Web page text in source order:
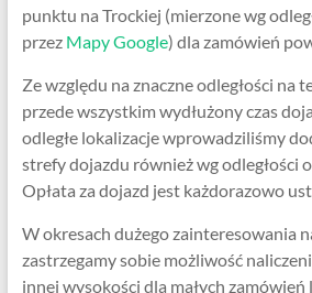
punktu na Trockiej (mierzone wg
przez Mapy Google) dla zamówień
Ze względu na znaczne odległości na
przede wszystkim wydłużony czas
odległe lokalizacje wprowadziliśmy
strefy dojazdu również wg odległości
Opłata za dojazd jest każdorazowo
W okresach dużego zainteresowania
zastrzegamy sobie możliwość
innej wysokości dla małych